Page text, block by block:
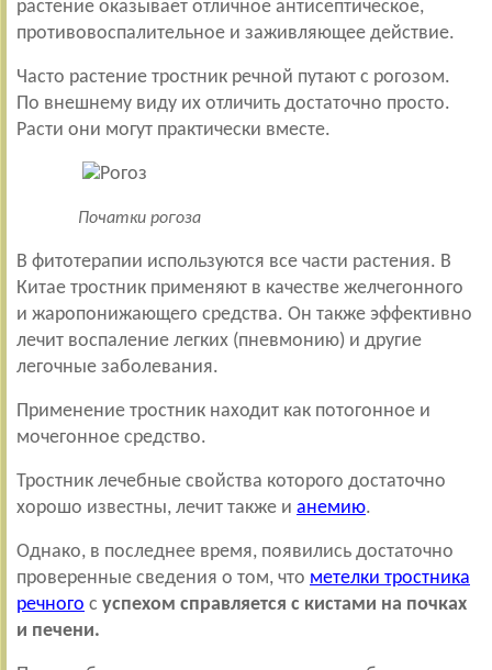
растение оказывает отличное антисептическое,
противовоспалительное и заживляющее действие.
Часто растение тростник речной путают с рогозом.
По внешнему виду их отличить достаточно просто.
Расти они могут практически вместе.
Початки рогоза
В фитотерапии используются все части растения. В
Китае тростник применяют в качестве желчегонного
и жаропонижающего средства. Он также эффективно
лечит воспаление легких (пневмонию) и другие
легочные заболевания.
Применение тростник находит как потогонное и
мочегонное средство.
Тростник лечебные свойства которого достаточно
хорошо известны, лечит также и анемию.
Однако, в последнее время, появились достаточно
проверенные сведения о том, что метелки тростника
речного с успехом справляется с кистами на почках
и печени.